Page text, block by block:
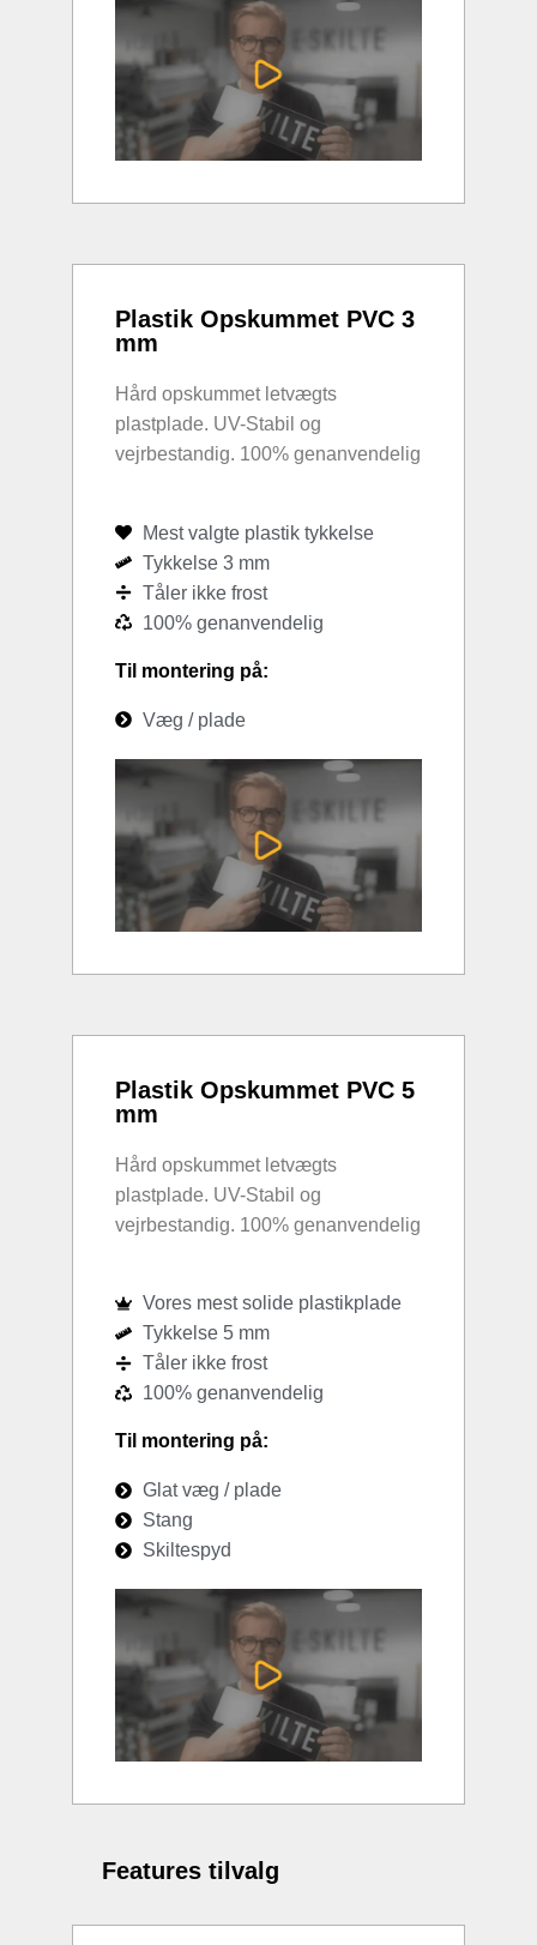
Plastik Opskummet PVC 3
mm
Hård opskummet letvægts
plastplade. UV-Stabil og
vejrbestandig. 100% genanvendelig
Mest valgte plastik tykkelse
Tykkelse 3 mm
Tåler ikke frost
100% genanvendelig
Til montering på:
Væg / plade
Plastik Opskummet PVC 5
mm
Hård opskummet letvægts
plastplade. UV-Stabil og
vejrbestandig. 100% genanvendelig
Vores mest solide plastikplade
Tykkelse 5 mm
Tåler ikke frost
100% genanvendelig
Til montering på:
Glat væg / plade
Stang
Skiltespyd
Features tilvalg